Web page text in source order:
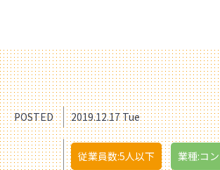
POSTED 2019.12.17 Tue
従業員数:5人以下 業種:コ